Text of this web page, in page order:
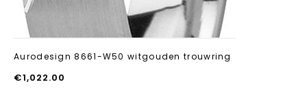
Aurodesign 8661-W50 witgouden trouwring
€1,022.00